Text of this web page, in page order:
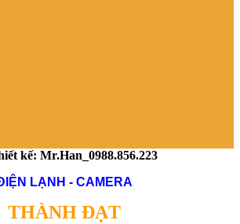
kế: Mr.Han_0988.856.223
LẠNH - CAMERA
THÀNH ĐẠT